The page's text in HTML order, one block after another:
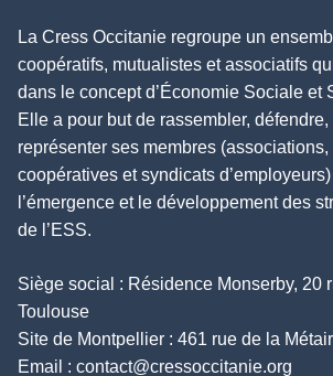
La Cress Occitanie regroupe un
coopératifs, mutualistes et associatifs
dans le concept d’Économie Sociale et
Elle a pour but de rassembler,
représenter ses membres (associations,
coopératives et syndicats
l’émergence et le développement des
de l’ESS.
Siège social : Résidence Monserby, 20
Toulouse
Site de Montpellier : 461 rue de la
Email : contact@cressoccitanie.org